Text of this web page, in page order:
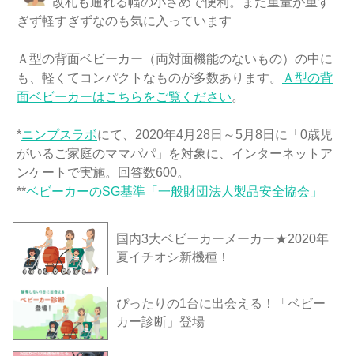
ぎず軽すぎずなのも気に入っています
Ａ型の背面ベビーカー（両対面機能のないもの）の中に
も、軽くてコンパクトなものが多数あります。
Ａ型の背
面ベビーカーはこちらをご覧ください。
*ニンプスラボにて、2020年4月28日～5月8日に「0歳児
がいるご家庭のママパパ」を対象に、インターネットア
ンケートで実施。回答数600。
**ベビーカーのSG基準「一般財団法人製品安全協会」
国内3大ベビーカーメーカー★2020年
夏イチオシ新機種！
ぴったりの1台に出会える！「ベビー
カー診断」登場